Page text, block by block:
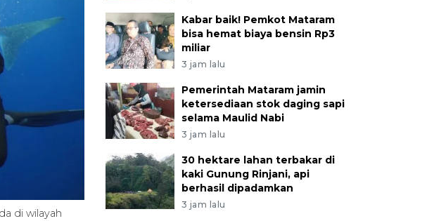
di wilayah
Kabar baik! Pemkot Mataram
bisa hemat biaya bensin Rp3
miliar
3 jam lalu
Pemerintah Mataram jamin
ketersediaan stok daging sapi
selama Maulid Nabi
3 jam lalu
30 hektare lahan terbakar di
kaki Gunung Rinjani, api
berhasil dipadamkan
3 jam lalu